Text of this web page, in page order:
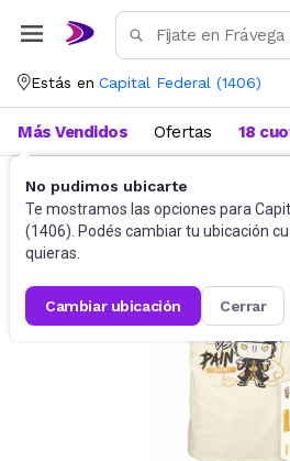
Estás en Capital Federal (1406)
No pudimos ubicarte
Te mostramos las opciones para
(1406). Podés cambiar tu ubicación
quieras.
cambiar ubicación cerrar
Más Vendidos Ofertas 18
Indumentaria Remeras